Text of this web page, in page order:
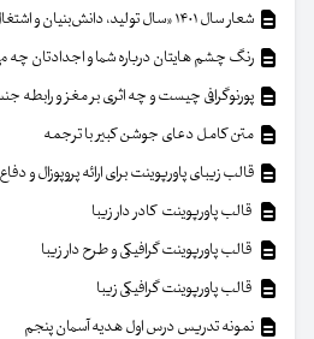
شعار سال ۱۴۰۱ «سال تولید، دانش‌بنیان و اشتغال‌آفرین»
رنگ چشم هایتان درباره شما و اجدادتان چه
پورنوگرافی چیست و چه اثری بر مغز و رابطه
متن کامل دعای جوشن کبیر با ترجمه
قالب زیبای پاورپوینت برای ارائه پروپوزال و
قالب پاورپوینت کادر دار زیبا
قالب پاورپوینت گرافیکی و طرح دار زیبا
قالب پاورپوینت گرافیکی زیبا
نمونه تدریس درس اول هدیه آسمان پنجم